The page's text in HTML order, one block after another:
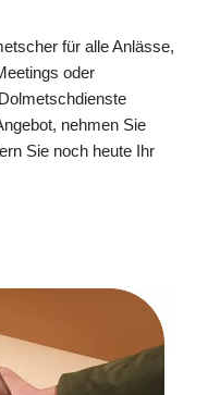
für alle Anlässe,
oder
nehmen Sie
Sie noch heute Ihr